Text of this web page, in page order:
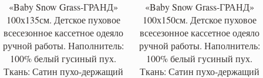
«Baby Snow Grass-ГРАНД»
100х135см. Детское пуховое
всесезонное кассетное одеяло
ручной работы. Наполнитель:
100% белый гусиный пух.
Ткань: Сатин пухо-держащий
«Baby Snow Grass-ГРАНД»
100х150см. Детское пуховое
всесезонное кассетное одеяло
ручной работы. Наполнитель:
100% белый гусиный пух.
Ткань: Сатин пухо-держащий